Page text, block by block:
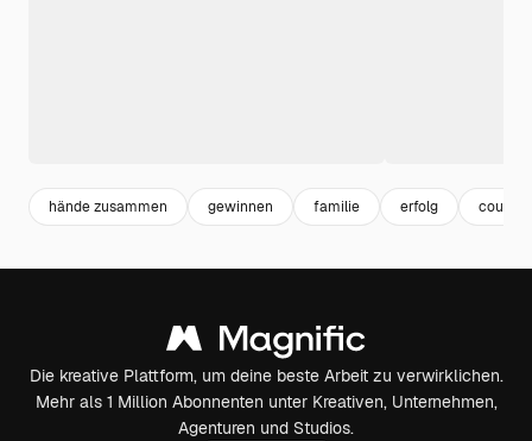
hände zusammen gewinnen familie erfolg couple
Die kreative Plattform, um deine beste Arbeit zu verwirklichen.
Mehr als 1 Million Abonnenten unter Kreativen, Unternehmen,
Agenturen und Studios.